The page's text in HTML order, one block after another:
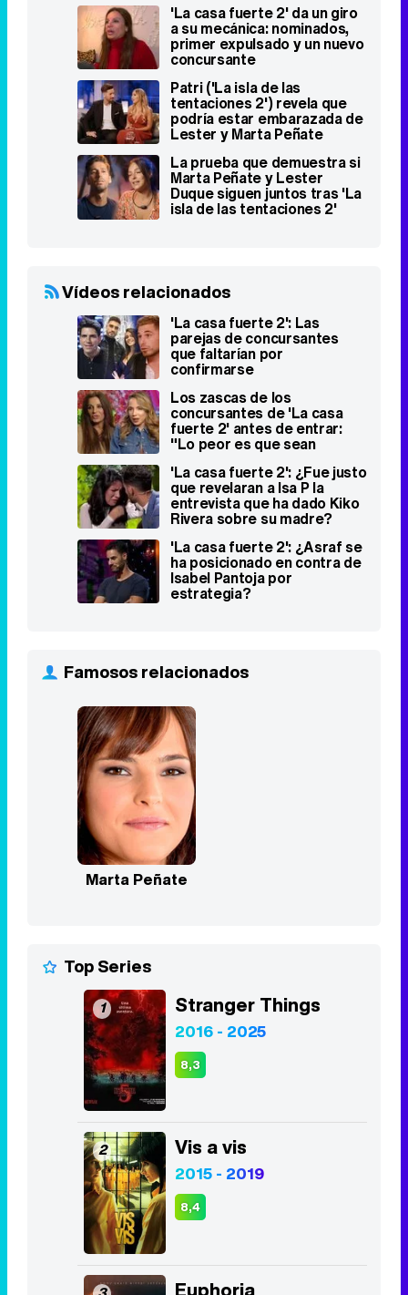
'La casa fuerte 2' da un giro
a su mecánica: nominados,
primer expulsado y un nuevo
concursante
Patri ('La isla de las
tentaciones 2') revela que
podría estar embarazada de
Lester y Marta Peñate
La prueba que demuestra si
Marta Peñate y Lester
Duque siguen juntos tras 'La
isla de las tentaciones 2'
Vídeos relacionados
'La casa fuerte 2': Las
parejas de concursantes
que faltarían por
confirmarse
Los zascas de los
concursantes de 'La casa
fuerte 2' antes de entrar:
"Lo peor es que sean
mugrientos"
'La casa fuerte 2': ¿Fue justo
que revelaran a Isa P la
entrevista que ha dado Kiko
Rivera sobre su madre?
'La casa fuerte 2': ¿Asraf se
ha posicionado en contra de
Isabel Pantoja por
estrategia?
Famosos relacionados
Marta Peñate
Top Series
1 Stranger Things
2016 - 2025
8,3
2 Vis a vis
2015 - 2019
8,4
Euphoria